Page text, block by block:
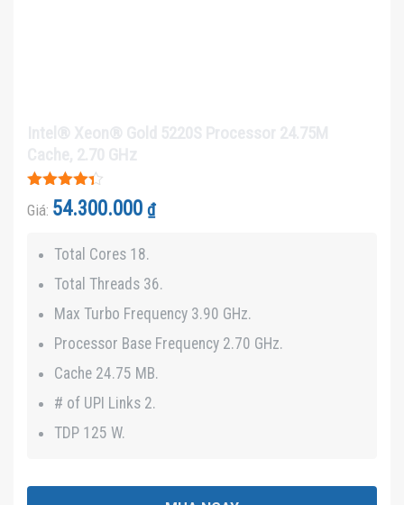
Được xếp
hạng4.3
Giá: 54.300.000 ₫
Total Cores 18.
Total Threads 36.
Max Turbo Frequency 3.90 GHz.
Processor Base Frequency 2.70 GHz.
Cache 24.75 MB.
# of UPI Links 2.
TDP 125 W.